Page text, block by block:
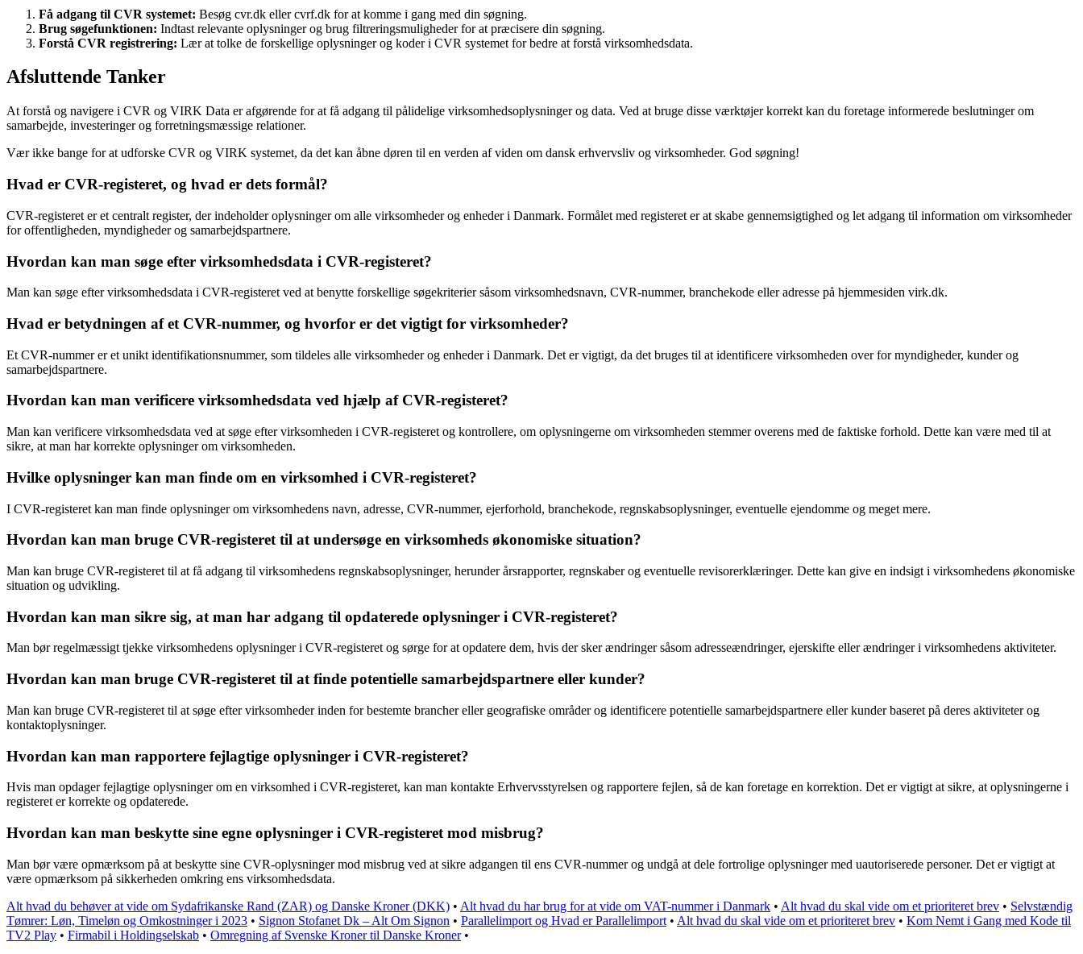
Få adgang til CVR systemet: Besøg cvr.dk eller cvrf.dk for at komme i gang med din søgning.
Brug søgefunktionen: Indtast relevante oplysninger og brug filtreringsmuligheder for at præcisere din søgning.
Forstå CVR registrering: Lær at tolke de forskellige oplysninger og koder i CVR systemet for bedre at forstå virksomhedsdata.
Afsluttende Tanker
At forstå og navigere i CVR og VIRK Data er afgørende for at få adgang til pålidelige virksomhedsoplysninger og data. Ved at bruge disse værktøjer korrekt kan du foretage informerede beslutninger om
samarbejde, investeringer og forretningsmæssige relationer.
Vær ikke bange for at udforske CVR og VIRK systemet, da det kan åbne døren til en verden af viden om dansk erhvervsliv og virksomheder. God søgning!
Hvad er CVR-registeret, og hvad er dets formål?
CVR-registeret er et centralt register, der indeholder oplysninger om alle virksomheder og enheder i Danmark. Formålet med registeret er at skabe gennemsigtighed og let adgang til information om virksomheder
for offentligheden, myndigheder og samarbejdspartnere.
Hvordan kan man søge efter virksomhedsdata i CVR-registeret?
Man kan søge efter virksomhedsdata i CVR-registeret ved at benytte forskellige søgekriterier såsom virksomhedsnavn, CVR-nummer, branchekode eller adresse på hjemmesiden virk.dk.
Hvad er betydningen af et CVR-nummer, og hvorfor er det vigtigt for virksomheder?
Et CVR-nummer er et unikt identifikationsnummer, som tildeles alle virksomheder og enheder i Danmark. Det er vigtigt, da det bruges til at identificere virksomheden over for myndigheder, kunder og
samarbejdspartnere.
Hvordan kan man verificere virksomhedsdata ved hjælp af CVR-registeret?
Man kan verificere virksomhedsdata ved at søge efter virksomheden i CVR-registeret og kontrollere, om oplysningerne om virksomheden stemmer overens med de faktiske forhold. Dette kan være med til at
sikre, at man har korrekte oplysninger om virksomheden.
Hvilke oplysninger kan man finde om en virksomhed i CVR-registeret?
I CVR-registeret kan man finde oplysninger om virksomhedens navn, adresse, CVR-nummer, ejerforhold, branchekode, regnskabsoplysninger, eventuelle ejendomme og meget mere.
Hvordan kan man bruge CVR-registeret til at undersøge en virksomheds økonomiske situation?
Man kan bruge CVR-registeret til at få adgang til virksomhedens regnskabsoplysninger, herunder årsrapporter, regnskaber og eventuelle revisorerklæringer. Dette kan give en indsigt i virksomhedens økonomiske
situation og udvikling.
Hvordan kan man sikre sig, at man har adgang til opdaterede oplysninger i CVR-registeret?
Man bør regelmæssigt tjekke virksomhedens oplysninger i CVR-registeret og sørge for at opdatere dem, hvis der sker ændringer såsom adresseændringer, ejerskifte eller ændringer i virksomhedens aktiviteter.
Hvordan kan man bruge CVR-registeret til at finde potentielle samarbejdspartnere eller kunder?
Man kan bruge CVR-registeret til at søge efter virksomheder inden for bestemte brancher eller geografiske områder og identificere potentielle samarbejdspartnere eller kunder baseret på deres aktiviteter og
kontaktoplysninger.
Hvordan kan man rapportere fejlagtige oplysninger i CVR-registeret?
Hvis man opdager fejlagtige oplysninger om en virksomhed i CVR-registeret, kan man kontakte Erhvervsstyrelsen og rapportere fejlen, så de kan foretage en korrektion. Det er vigtigt at sikre, at oplysningerne i
registeret er korrekte og opdaterede.
Hvordan kan man beskytte sine egne oplysninger i CVR-registeret mod misbrug?
Man bør være opmærksom på at beskytte sine CVR-oplysninger mod misbrug ved at sikre adgangen til ens CVR-nummer og undgå at dele fortrolige oplysninger med uautoriserede personer. Det er vigtigt at
være opmærksom på sikkerheden omkring ens virksomhedsdata.
Alt hvad du behøver at vide om Sydafrikanske Rand (ZAR) og Danske Kroner (DKK) • Alt hvad du har brug for at vide om VAT-nummer i Danmark • Alt hvad du skal vide om et prioriteret brev • Selvstændig
Tømrer: Løn, Timeløn og Omkostninger i 2023 • Signon Stofanet Dk – Alt Om Signon • Parallelimport og Hvad er Parallelimport • Alt hvad du skal vide om et prioriteret brev • Kom Nemt i Gang med Kode til
TV2 Play • Firmabil i Holdingselskab • Omregning af Svenske Kroner til Danske Kroner•